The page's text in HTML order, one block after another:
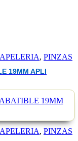
, PINZAS
19MM APLI
, PINZAS